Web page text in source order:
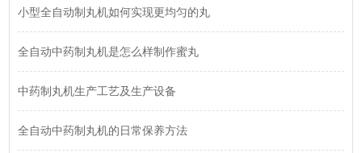
小型全自动制丸机如何实现更均匀的丸
全自动中药制丸机是怎么样制作蜜丸
中药制丸机生产工艺及生产设备
全自动中药制丸机的日常保养方法